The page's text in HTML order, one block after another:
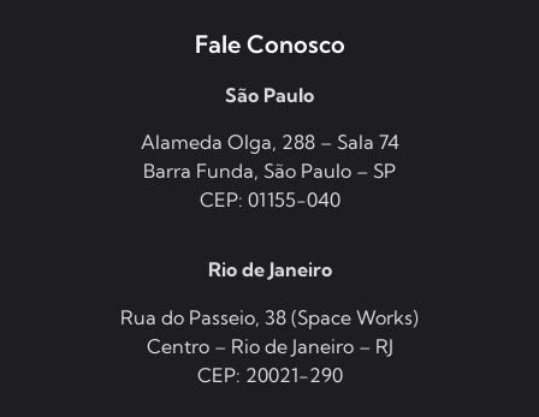
Fale Conosco
São Paulo
Alameda Olga, 288 – Sala 74
Barra Funda, São Paulo – SP
CEP: 01155-040
Rio de Janeiro
Rua do Passeio, 38 (Space Works)
Centro – Rio de Janeiro – RJ
CEP: 20021-290